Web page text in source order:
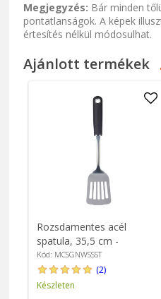
Megjegyzés: Bár minden
pontatlanságok. A képek
értesítés nélkül módosulhat.
Ajánlott termékek
Rozsdamentes acél
spatula, 35,5 cm -
MasterClass
Kód: MCSGNWSSST
(2)
Készleten